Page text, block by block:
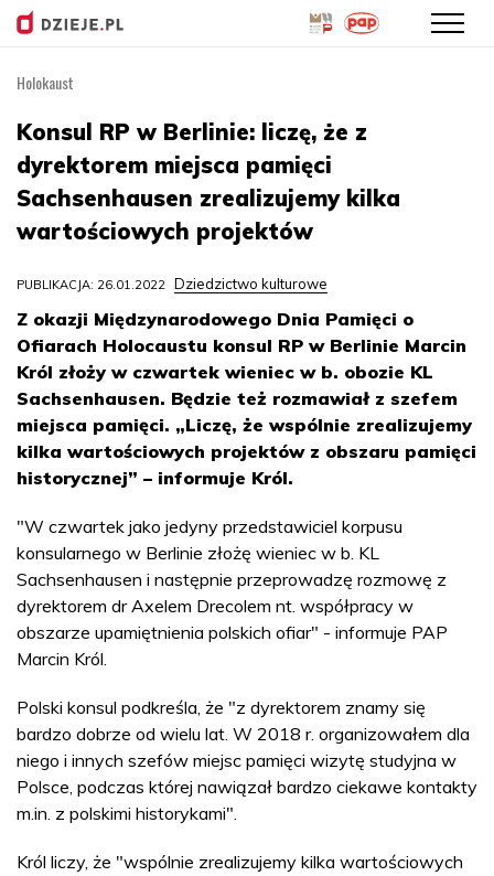
treści
Holokaust
Konsul RP w Berlinie: liczę, że z
dyrektorem miejsca pamięci
Sachsenhausen zrealizujemy kilka
wartościowych projektów
PUBLIKACJA: 26.01.2022 Dziedzictwo kulturowe
Z okazji Międzynarodowego Dnia Pamięci o
Ofiarach Holocaustu konsul RP w Berlinie Marcin
Król złoży w czwartek wieniec w b. obozie KL
Sachsenhausen. Będzie też rozmawiał z szefem
miejsca pamięci. „Liczę, że wspólnie zrealizujemy
kilka wartościowych projektów z obszaru pamięci
historycznej” – informuje Król.
"W czwartek jako jedyny przedstawiciel korpusu
konsularnego w Berlinie złożę wieniec w b. KL
Sachsenhausen i następnie przeprowadzę rozmowę z
dyrektorem dr Axelem Drecolem nt. współpracy w
obszarze upamiętnienia polskich ofiar" - informuje PAP
Marcin Król.
Polski konsul podkreśla, że "z dyrektorem znamy się
bardzo dobrze od wielu lat. W 2018 r. organizowałem dla
niego i innych szefów miejsc pamięci wizytę studyjna w
Polsce, podczas której nawiązał bardzo ciekawe kontakty
m.in. z polskimi historykami".
Król liczy, że "wspólnie zrealizujemy kilka wartościowych